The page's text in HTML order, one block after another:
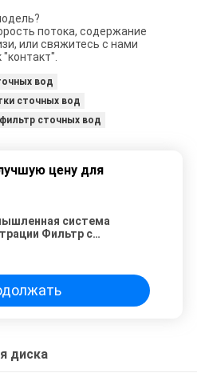
потока, содержание
или свяжитесь с нами
вод
сточных вод
сточных вод
цену для
система
Фильтр с
разделения твердых
диска